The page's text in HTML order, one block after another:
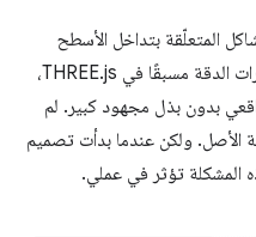
المتعلّقة بتداخل الأسطح
بسبب دقة GL. تم تحديد جميع متغيرات الدقة مسبقًا في THREE.js،
بدون بذل مجهود كبير. لم
الأصل. ولكن عندما بدأت تصميم
المشكلة تؤثر في عملي.